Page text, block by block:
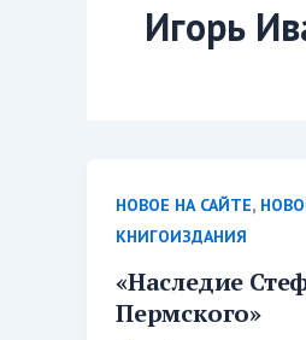
Игорь
НОВОЕ НА САЙТЕ,
КНИГОИЗДАНИЯ
«Наследие
Пермского»